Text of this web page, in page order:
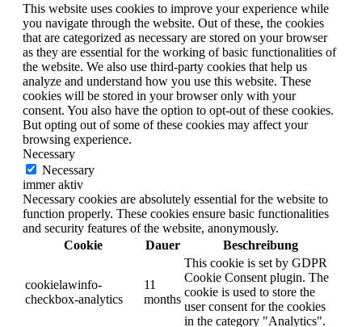
This website uses cookies to improve your experience while
you navigate through the website. Out of these, the cookies
that are categorized as necessary are stored on your browser
as they are essential for the working of basic functionalities of
the website. We also use third-party cookies that help us
analyze and understand how you use this website. These
cookies will be stored in your browser only with your
consent. You also have the option to opt-out of these cookies.
But opting out of some of these cookies may affect your
browsing experience.
Necessary
Necessary
immer aktiv
Necessary cookies are absolutely essential for the website to
function properly. These cookies ensure basic functionalities
and security features of the website, anonymously.
Cookie
Dauer Beschreibung
cookielawinfo-
checkbox-analytics
11
months
This cookie is set by GDPR
Cookie Consent plugin. The
cookie is used to store the
user consent for the cookies
in the category "Analytics".